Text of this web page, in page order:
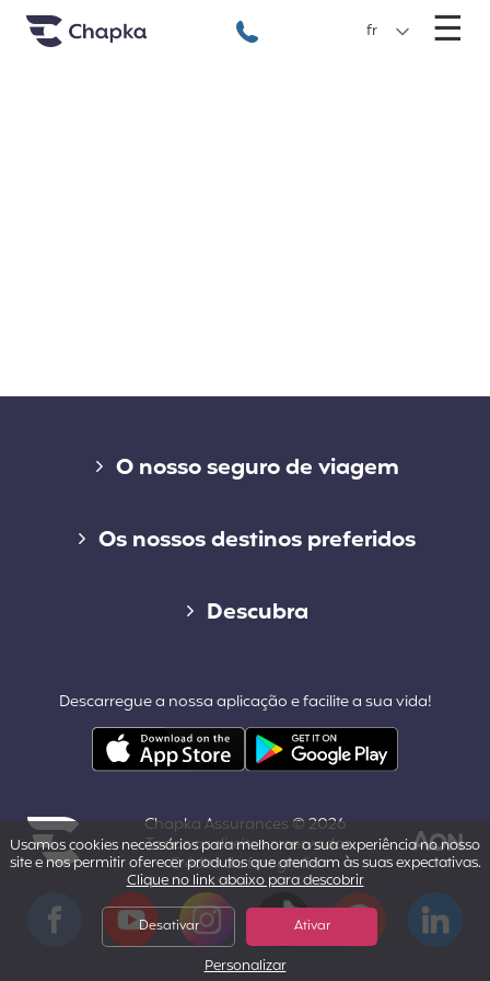
Chapka Seguro Viagem
+351 800 50 01 71
fr ☰
O nosso seguro de viagem
Seguro de curta duração
Cap Student
Os nossos destinos preferidos
Seguro de viagem para a Tailândia
Outros destinos populares
Descubra
Contacto
Quem somos nós?
Aviso legal
Descarregue a nossa aplicação e facilite a sua vida!
Chapka Assurances © 2026
- Todos os direitos reservados.
Crédito da fotografia
Powered by Aon
YouTube Instagram Tiktok Pinterest LinkedIn
Usamos cookies necessários para melhorar a sua experiência no nosso
site e nos permitir oferecer produtos que atendam às suas expectativas.
Clique no link abaixo para descobrir
Desativar Ativar
Personalizar